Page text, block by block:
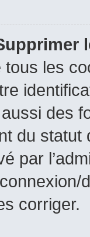
tous les
des
du
par
corriger.